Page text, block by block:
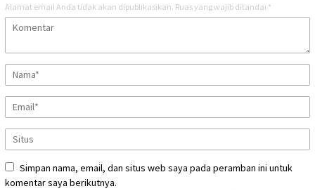
Alamat email Anda tidak akan dipublikasikan. Ruas yang wajib ditandai *
Simpan nama, email, dan situs web saya pada peramban ini untuk
komentar saya berikutnya.